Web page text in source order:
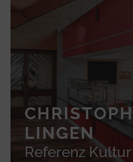
LINGEN
Referenz